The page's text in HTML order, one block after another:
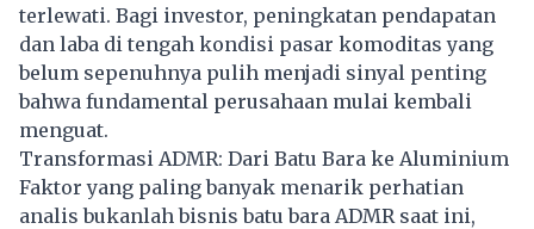
terlewati. Bagi investor, peningkatan pendapatan
dan laba di tengah kondisi pasar komoditas yang
belum sepenuhnya pulih menjadi sinyal penting
bahwa fundamental perusahaan mulai kembali
menguat.
Transformasi ADMR: Dari Batu Bara ke Aluminium
Faktor yang paling banyak menarik perhatian
analis bukanlah bisnis batu bara ADMR saat ini,